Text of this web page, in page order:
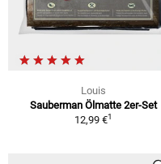
Louis
Sauberman Ölmatte 2er-Set
12,99 €1